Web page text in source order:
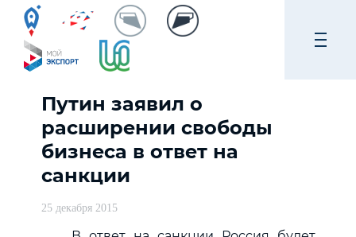
Путин заявил о
расширении свободы
бизнеса в ответ на
санкции
25 декабря 2015